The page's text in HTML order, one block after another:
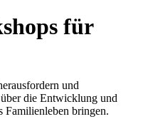
für
und
die Entwicklung und
Familienleben bringen.